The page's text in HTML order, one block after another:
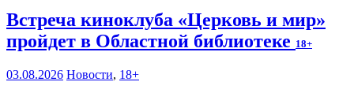
Встреча киноклуба «Церковь и мир»
пройдет в Областной библиотеке 18+
03.08.2026 Новости, 18+